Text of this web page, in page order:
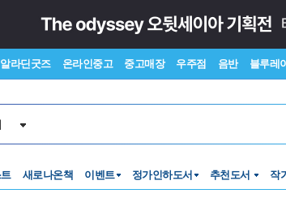
알라딘굿즈 온라인중고 중고매장 우주점 음반 블루레이
새로나온책 이벤트 정가인하도서 추천도서 작